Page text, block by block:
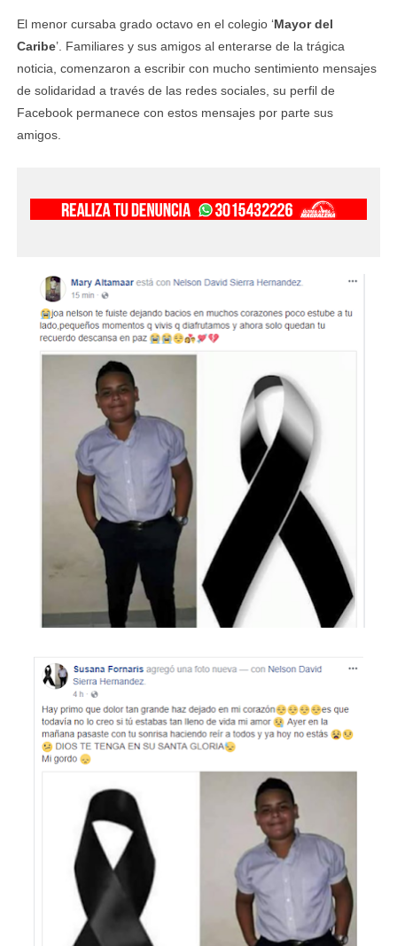
El menor cursaba grado octavo en el colegio ‘Mayor del
Caribe’. Familiares y sus amigos al enterarse de la trágica
noticia, comenzaron a escribir con mucho sentimiento mensajes
de solidaridad a través de las redes sociales, su perfil de
Facebook permanece con estos mensajes por parte sus
amigos.